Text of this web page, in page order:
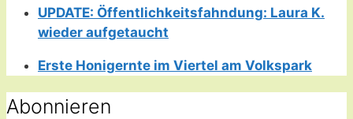
UPDATE: Öffentlichkeitsfahndung: Laura K.
wieder aufgetaucht
Erste Honigernte im Viertel am Volkspark
Abonnieren